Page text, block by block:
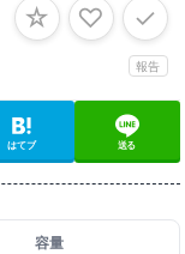
報告
☆ ♡ ✓
はてブ 送る
容量